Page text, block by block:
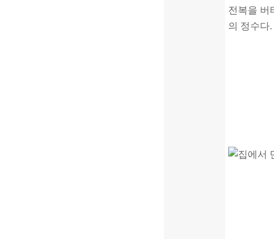
전복을 버
의 정수다.